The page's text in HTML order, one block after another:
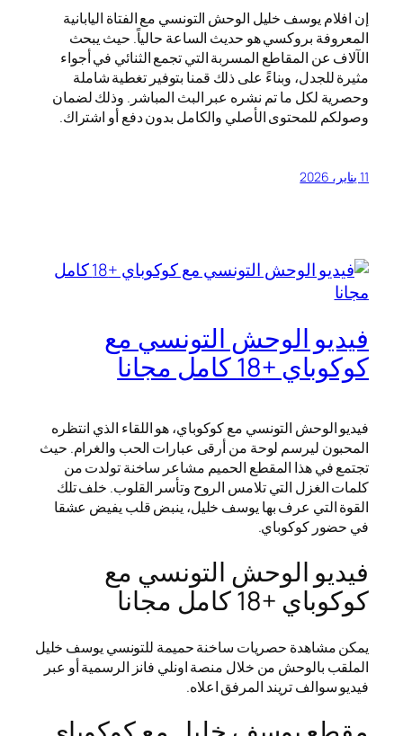
إن افلام يوسف خليل الوحش التونسي مع الفتاة اليابانية
المعروفة بروكسي هو حديث الساعة حالياً. حيث يبحث
الآلاف عن المقاطع المسربة التي تجمع الثنائي في أجواء
مثيرة للجدل، وبناءً على ذلك قمنا بتوفير تغطية شاملة
وحصرية لكل ما تم نشره عبر البث المباشر. وذلك لضمان
وصولكم للمحتوى الأصلي والكامل بدون دفع أو اشتراك.
11 يناير، 2026
فيديو الوحش التونسي مع
كوكوباي +18 كامل مجانا
فيديو الوحش التونسي مع كوكوباي، هو اللقاء الذي انتظره
المحبون ليرسم لوحة من أرقى عبارات الحب والغرام. حيث
تجتمع في هذا المقطع الحميم مشاعر ساخنة تولدت من
كلمات الغزل التي تلامس الروح وتأسر القلوب. خلف تلك
القوة التي عرف بها يوسف خليل، ينبض قلب يفيض عشقا
في حضور كوكوباي.
فيديو الوحش التونسي مع
كوكوباي +18 كامل مجانا
يمكن مشاهدة حصريات ساخنة حميمة للتونسي يوسف خليل
الملقب بالوحش من خلال منصة اونلي فانز الرسمية أو عبر
فيديو سوالف تريند المرفق اعلاه.